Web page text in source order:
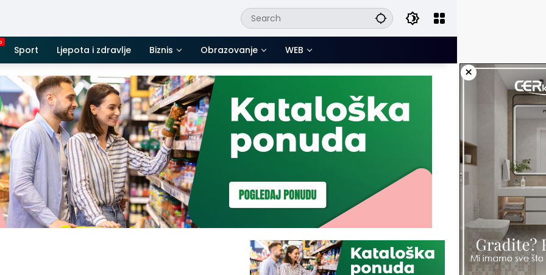
Sport Ljepota i zdravlje Biznis Obrazovanje WEB
×